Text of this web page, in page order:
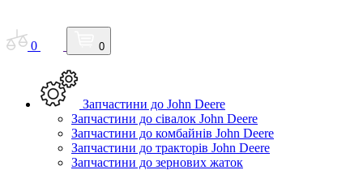
0 0
Запчастини до John Deere
Запчастини до сівалок John Deere
Запчастини до комбайнів John Deere
Запчастини до тракторів John Deere
Запчастини до зернових жаток